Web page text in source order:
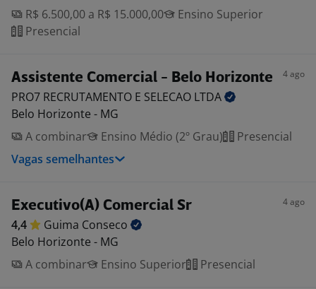
R$ 6.500,00 a R$ 15.000,00
Ensino Superior
Presencial
Assistente Comercial - Belo Horizonte 4 ago
PRO7 RECRUTAMENTO E SELECAO LTDA
Belo Horizonte - MG
A combinar
Ensino Médio (2º Grau)
Presencial
Vagas semelhantes
Executivo(A) Comercial Sr 4 ago
4,4 Guima Conseco
Belo Horizonte - MG
A combinar
Ensino Superior Presencial